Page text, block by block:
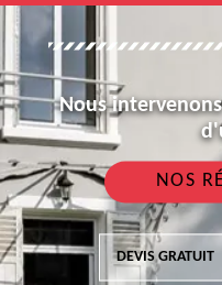
Nous
NOS
DEVIS GRATUIT